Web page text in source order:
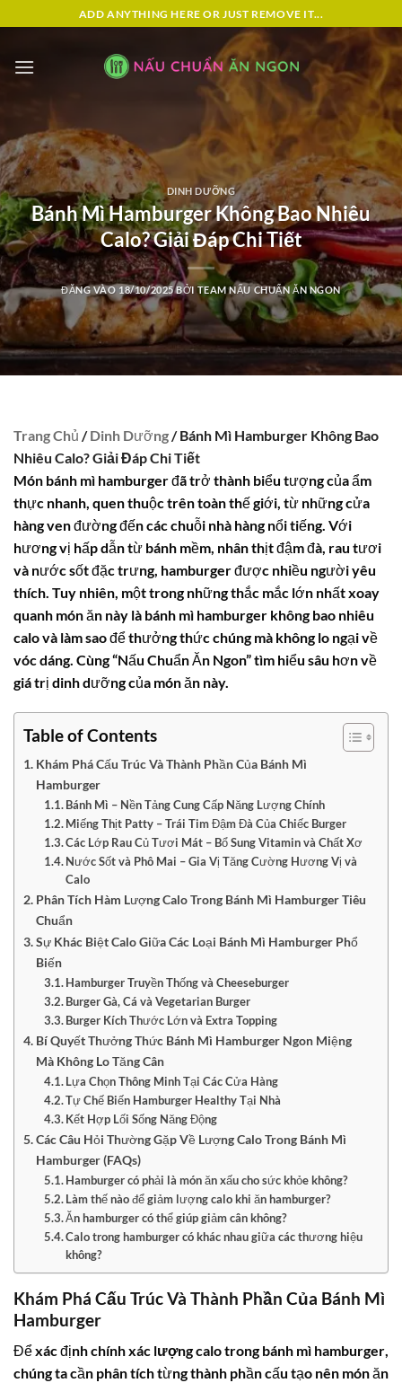
qua
dung
ADD ANYTHING HERE OR JUST REMOVE IT...
DINH DƯỠNG
Bánh Mì Hamburger Không Bao Nhiêu
Calo? Giải Đáp Chi Tiết
ĐĂNG VÀO 18/10/2025BỞI TEAM NẤU CHUẨN ĂN NGON
Trang Chủ /Dinh Dưỡng/ Bánh Mì Hamburger Không Bao
Nhiêu Calo? Giải Đáp Chi Tiết
Món bánh mì hamburgerđã trở thành biểu tượng của ẩm
thực nhanh, quen thuộc trên toàn thế giới, từ những cửa
hàng ven đường đến các chuỗi nhà hàng nổi tiếng. Với
hương vị hấp dẫn từ bánh mềm, nhân thịt đậm đà, rau tươi
và nước sốt đặc trưng, hamburger được nhiều người yêu
thích. Tuy nhiên, một trong những thắc mắc lớn nhất xoay
quanh món ăn này là bánh mì hamburger không bao nhiêu
calovà làm sao để thưởng thức chúng mà không lo ngại về
vóc dáng. Cùng “Nấu Chuẩn Ăn Ngon” tìm hiểu sâu hơn về
giá trị dinh dưỡng của món ăn này.
Table of Contents
Khám Phá Cấu Trúc Và Thành Phần Của Bánh Mì
Hamburger
Bánh Mì – Nền Tảng Cung Cấp Năng Lượng Chính
Miếng Thịt Patty – Trái Tim Đậm Đà Của Chiếc Burger
Các Lớp Rau Củ Tươi Mát – Bổ Sung Vitamin và Chất Xơ
Nước Sốt và Phô Mai – Gia Vị Tăng Cường Hương Vị và
Calo
Phân Tích Hàm Lượng Calo Trong Bánh Mì Hamburger Tiêu
Chuẩn
Sự Khác Biệt Calo Giữa Các Loại Bánh Mì Hamburger Phổ
Biến
Hamburger Truyền Thống và Cheeseburger
Burger Gà, Cá và Vegetarian Burger
Burger Kích Thước Lớn và Extra Topping
Bí Quyết Thưởng Thức Bánh Mì Hamburger Ngon Miệng
Mà Không Lo Tăng Cân
Lựa Chọn Thông Minh Tại Các Cửa Hàng
Tự Chế Biến Hamburger Healthy Tại Nhà
Kết Hợp Lối Sống Năng Động
Các Câu Hỏi Thường Gặp Về Lượng Calo Trong Bánh Mì
Hamburger (FAQs)
Hamburger có phải là món ăn xấu cho sức khỏe không?
Làm thế nào để giảm lượng calo khi ăn hamburger?
Ăn hamburger có thể giúp giảm cân không?
Calo trong hamburger có khác nhau giữa các thương hiệu
không?
Khám Phá Cấu Trúc Và Thành Phần Của Bánh Mì
Hamburger
Để xác định chính xác lượng calo trong bánh mì hamburger,
chúng ta cần phân tích từng thành phần cấu tạo nên món ăn